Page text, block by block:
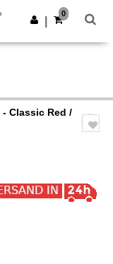
App holen
0
- Classic Red /